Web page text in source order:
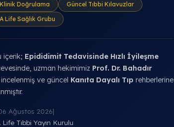
Klinik Doğrulama
Güncel Tıbbi Kılavuzlar
A Life Sağlık Grubu
içerik; Epididimit Tedavisinde Hızlı İyileşme
uzman hekimimiz Prof. Dr. Bahadır
ve güncel Kanıta Dayalı Tıp rehberlerine
Ağustos 2026|
Life Tıbbi Yayın Kurulu